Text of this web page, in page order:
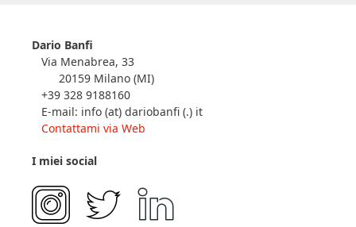
Dario Banfi
Via Menabrea, 33
20159 Milano (MI)
+39 328 9188160
E-mail: info (at) dariobanfi (.) it
Contattami via Web
I miei social